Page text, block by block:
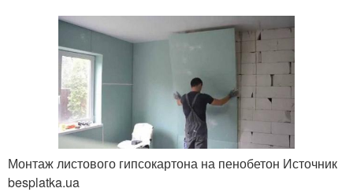
Монтаж листового гипсокартона на пенобетон Источник
besplatka.ua